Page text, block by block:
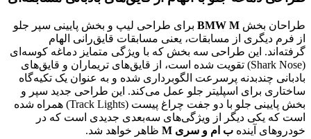
طراحان بخش BMW M برای طراحی لیپ و بخش پایینی سپر جلو
از فرم دیگری از مسابقات، یعنی مسابقات قایق‌رانی الهام
گرفته‌اند. این طراحی سه بخش که با ویژگی متمایز دماغه کوسه‌ای
(Shark Nose) تقویت شده است، از قایق‌های تریماران و قایق‌های
بادبانی چندبدنه پرسرعت الگوبرداری شده و به عنوان یک تکیه‌گاه
ساختاری برای اسپلیتر جلو عمل می‌کند. این طراحی جدید سپر و
بخش پایینی جلو با دو جفت چراغ پیست (Track Lights) همراه شده
است که یکی دیگر از ویژگی‌های سه‌بعدی جدیدی است که در
خودروهای آینده ب ام و سری M ظاهر خواهد شد.